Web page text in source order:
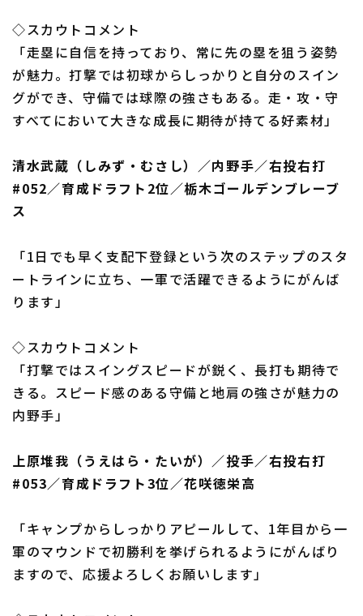
◇スカウトコメント
「走塁に自信を持っており、常に先の塁を狙う姿勢
が魅力。打撃では初球からしっかりと自分のスイン
グができ、守備では球際の強さもある。走・攻・守
すべてにおいて大きな成長に期待が持てる好素材」
清水武蔵（しみず・むさし）／内野手／右投右打
#052／育成ドラフト2位／栃木ゴールデンブレーブ
ス
「1日でも早く支配下登録という次のステップのスタ
ートラインに立ち、一軍で活躍できるようにがんば
ります」
◇スカウトコメント
「打撃ではスイングスピードが鋭く、長打も期待で
きる。スピード感のある守備と地肩の強さが魅力の
内野手」
上原堆我（うえはら・たいが）／投手／右投右打
#053／育成ドラフト3位／花咲徳栄高
「キャンプからしっかりアピールして、1年目から一
軍のマウンドで初勝利を挙げられるようにがんばり
ますので、応援よろしくお願いします」